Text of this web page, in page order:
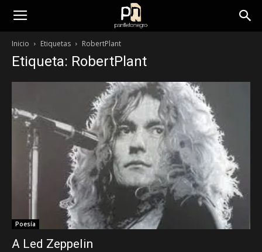
panfletonegro
Inicio Etiquetas RobertPlant
Etiqueta: RobertPlant
Poesía
A Led Zeppelin